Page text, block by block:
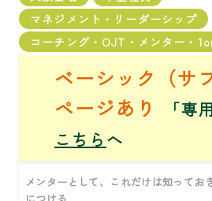
マネジメント・リーダーシップ
コーチング・OJT・メンター・
ベーシック（サ
ページあり
「専
こちら へ
メンターとして、これだけは知ってお